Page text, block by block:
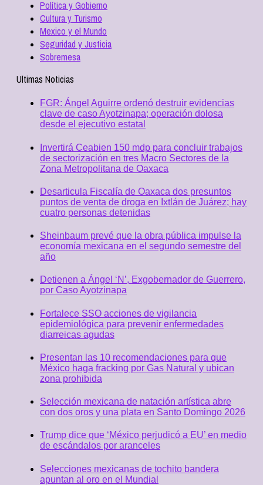
Política y Gobierno
Cultura y Turismo
Mexico y el Mundo
Seguridad y Justicia
Sobremesa
Ultimas Noticias
FGR: Ángel Aguirre ordenó destruir evidencias
clave de caso Ayotzinapa; operación dolosa
desde el ejecutivo estatal
Invertirá Ceabien 150 mdp para concluir trabajos
de sectorización en tres Macro Sectores de la
Zona Metropolitana de Oaxaca
Desarticula Fiscalía de Oaxaca dos presuntos
puntos de venta de droga en Ixtlán de Juárez; hay
cuatro personas detenidas
Sheinbaum prevé que la obra pública impulse la
economía mexicana en el segundo semestre del
año
Detienen a Ángel ‘N’, Exgobernador de Guerrero,
por Caso Ayotzinapa
Fortalece SSO acciones de vigilancia
epidemiológica para prevenir enfermedades
diarreicas agudas
Presentan las 10 recomendaciones para que
México haga fracking por Gas Natural y ubican
zona prohibida
Selección mexicana de natación artística abre
con dos oros y una plata en Santo Domingo 2026
Trump dice que ‘México perjudicó a EU’ en medio
de escándalos por aranceles
Selecciones mexicanas de tochito bandera
apuntan al oro en el Mundial